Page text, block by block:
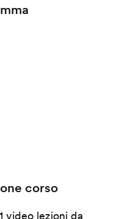
corso
video lezioni da